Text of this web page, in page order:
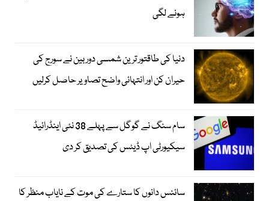
ہونے لگی
دنیا کی طاقتور ترین شمسی دوربین نے سورج کی
حیران کن اور انتہائی واضح تصاویر حاصل کرلیں
سام سنگ نے گوگل سے پہلے 38 نئی اینڈرائیڈ
سیکیورٹی اپ ڈیٹس کی تصدیق کر دی
سائنس دانوں کا ستارے کی موت کے نایاب منظر کا